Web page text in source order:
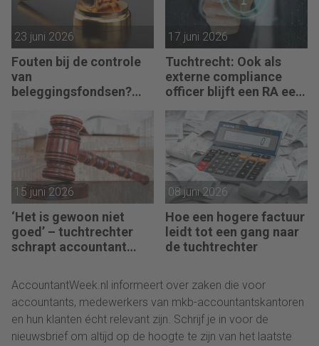
23 juni 2026
Fouten bij de controle
van
beleggingsfondsen?
17 juni 2026
Tuchtrecht: Ook als
externe compliance
officer blijft een RA een
RA
15 juni 2026
‘Het is gewoon niet
goed’ – tuchtrechter
schrapt accountant
08 juni 2026
Hoe een hogere factuur
leidt tot een gang naar
de tuchtrechter
AccountantWeek.nl informeert over zaken die voor
accountants, medewerkers van mkb-accountantskantoren
en hun klanten écht relevant zijn. Schrijf je in voor de
nieuwsbrief om altijd op de hoogte te zijn van het laatste